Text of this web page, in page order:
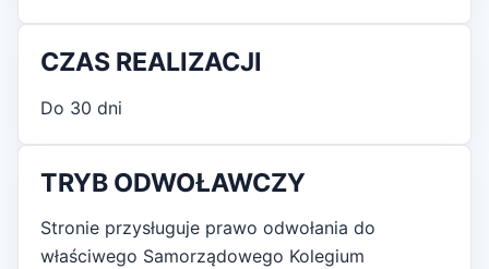
CZAS REALIZACJI
Do 30 dni
TRYB ODWOŁAWCZY
Stronie przysługuje prawo odwołania do
właściwego Samorządowego Kolegium